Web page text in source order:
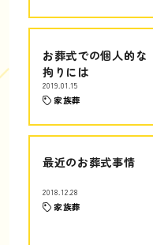
お葬式での個人的な
拘りには
2019.01.15
家族葬
最近のお葬式事情
2018.12.28
家族葬